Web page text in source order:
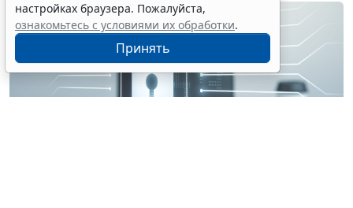
настройках браузера. Пожалуйста,
ознакомьтесь с условиями их обработки.
Принять